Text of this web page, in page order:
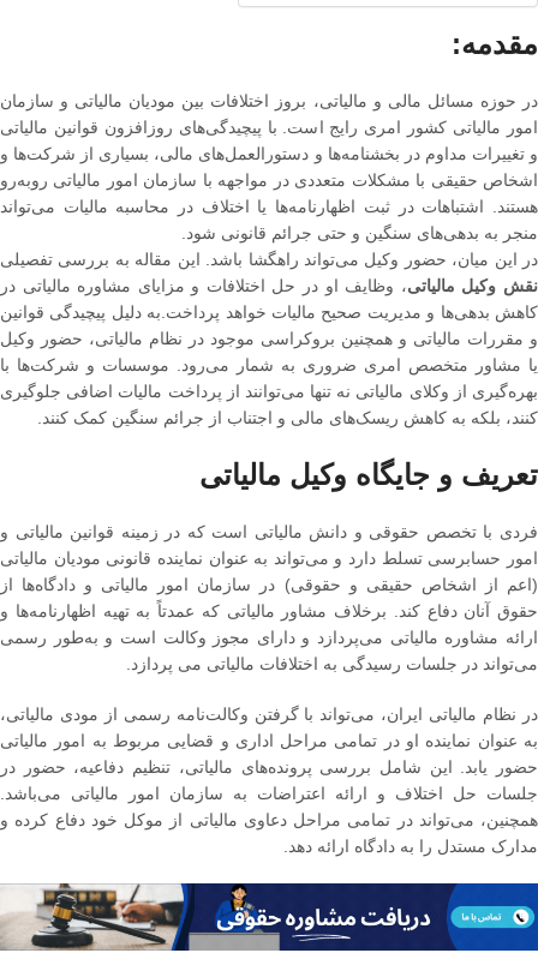
مقدمه:
در حوزه مسائل مالی و مالیاتی، بروز اختلافات بین مودیان مالیاتی و سازمان
امور مالیاتی کشور امری رایج است. با پیچیدگی‌های روزافزون قوانین مالیاتی
و تغییرات مداوم در بخشنامه‌ها و دستورالعمل‌های مالی، بسیاری از شرکت‌ها و
اشخاص حقیقی با مشکلات متعددی در مواجهه با سازمان امور مالیاتی روبه‌رو
هستند. اشتباهات در ثبت اظهارنامه‌ها یا اختلاف در محاسبه مالیات می‌تواند
منجر به بدهی‌های سنگین و حتی جرائم قانونی شود.
در این میان، حضور وکیل می‌تواند راهگشا باشد. این مقاله به بررسی تفصیلی
نقش وکیل مالیاتی، وظایف او در حل اختلافات و مزایای مشاوره مالیاتی در
کاهش بدهی‌ها و مدیریت صحیح مالیات خواهد پرداخت.به دلیل پیچیدگی قوانین
و مقررات مالیاتی و همچنین بروکراسی موجود در نظام مالیاتی، حضور وکیل
یا مشاور متخصص امری ضروری به شمار می‌رود. موسسات و شرکت‌ها با
بهره‌گیری از وکلای مالیاتی نه تنها می‌توانند از پرداخت مالیات اضافی جلوگیری
کنند، بلکه به کاهش ریسک‌های مالی و اجتناب از جرائم سنگین کمک کنند.
تعریف و جایگاه وکیل مالیاتی
فردی با تخصص حقوقی و دانش مالیاتی است که در زمینه قوانین مالیاتی و
امور حسابرسی تسلط دارد و می‌تواند به عنوان نماینده قانونی مودیان مالیاتی
(اعم از اشخاص حقیقی و حقوقی) در سازمان امور مالیاتی و دادگاه‌ها از
حقوق آنان دفاع کند. برخلاف مشاور مالیاتی که عمدتاً به تهیه اظهارنامه‌ها و
ارائه مشاوره مالیاتی می‌پردازد و دارای مجوز وکالت است و به‌طور رسمی
می‌تواند در جلسات رسیدگی به اختلافات مالیاتی می پردازد.
در نظام مالیاتی ایران، می‌تواند با گرفتن وکالت‌نامه رسمی از مودی مالیاتی،
به عنوان نماینده او در تمامی مراحل اداری و قضایی مربوط به امور مالیاتی
حضور یابد. این شامل بررسی پرونده‌های مالیاتی، تنظیم دفاعیه، حضور در
جلسات حل اختلاف و ارائه اعتراضات به سازمان امور مالیاتی می‌باشد.
همچنین، می‌تواند در تمامی مراحل دعاوی مالیاتی از موکل خود دفاع کرده و
مدارک مستدل را به دادگاه ارائه دهد.